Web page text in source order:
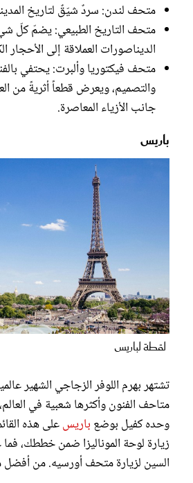
متحف لندن: سردٌ شيّقٌ لتاريخ
متحف التاريخ الطبيعي: يضمّ كلّ
الديناصورات العملاقة إلى الأحجار
متحف فيكتوريا وألبرت: يحتفي
والتصميم، ويعرض قطعاً أثريةً من
جانب الأزياء المعاصرة.
باريس
لقطة لباريس
تشتهر بهرم اللوفر الزجاجي الشهير
متاحف الفنون وأكثرها شعبية في
وحده كفيل بوضع باريسعلى هذه
زيارة لوحة الموناليزا ضمن خططك،
السين لزيارة متحف أورسيه. من